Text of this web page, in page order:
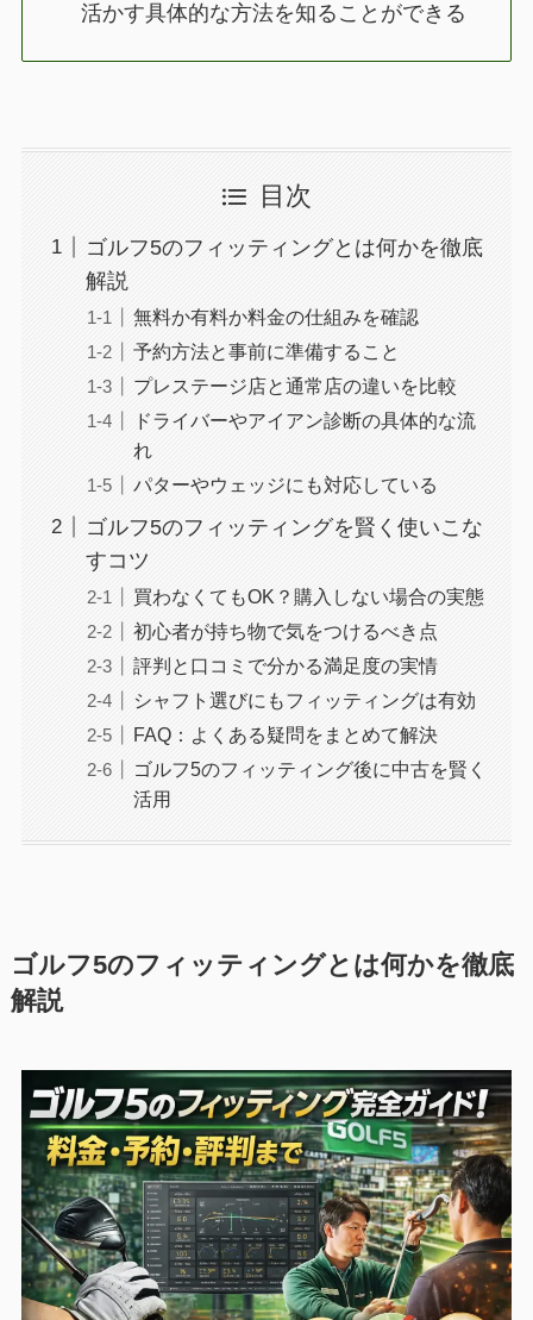
活かす具体的な方法を知ることができる
目次
ゴルフ5のフィッティングとは何かを徹底
解説
無料か有料か料金の仕組みを確認
予約方法と事前に準備すること
プレステージ店と通常店の違いを比較
ドライバーやアイアン診断の具体的な流
れ
パターやウェッジにも対応している
ゴルフ5のフィッティングを賢く使いこな
すコツ
買わなくてもOK？購入しない場合の実態
初心者が持ち物で気をつけるべき点
評判と口コミで分かる満足度の実情
シャフト選びにもフィッティングは有効
FAQ：よくある疑問をまとめて解決
ゴルフ5のフィッティング後に中古を賢く
活用
ゴルフ5のフィッティングとは何かを徹底
解説